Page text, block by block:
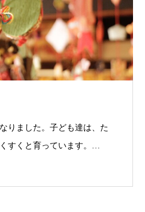
りました。子ども達は、た
すくと育っています。…